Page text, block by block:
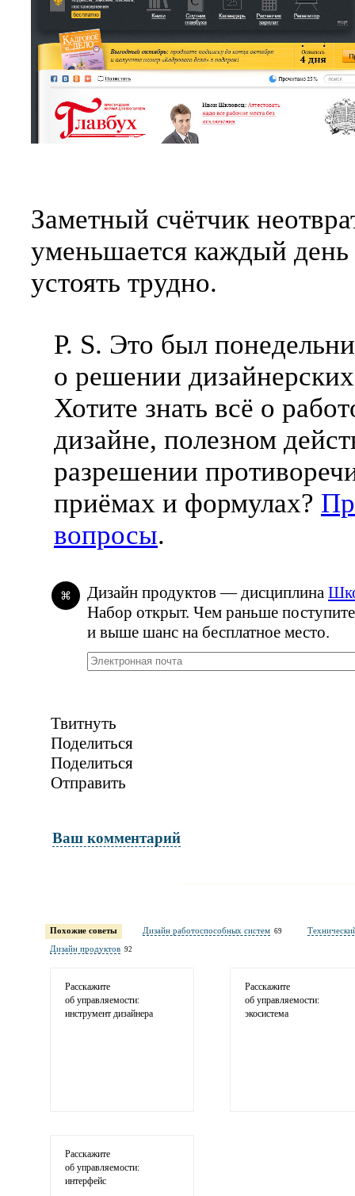
Заметный счётчик
уменьшается каждый
устоять трудно.
P. S. Это был
о решении
Хотите знать всё о
дизайне, полезном
разрешении
приёмах и формулах?
вопросы.
⌘ Дизайн продуктов — дисциплина
Набор открыт. Чем раньше
и выше шанс на бесплатное место.
Твитнуть
Поделиться
Поделиться
Отправить
Ваш комментарий
обязательны полностью для публикации
Электронная почта
Похожие советы Дизайн работоспособных систем 69
Дизайн продуктов 92
Расскажите
об управляемости:
инструмент дизайнера
Расскажите
об управляемости:
экосистема
Расскажите
об управляемости:
интерфейс